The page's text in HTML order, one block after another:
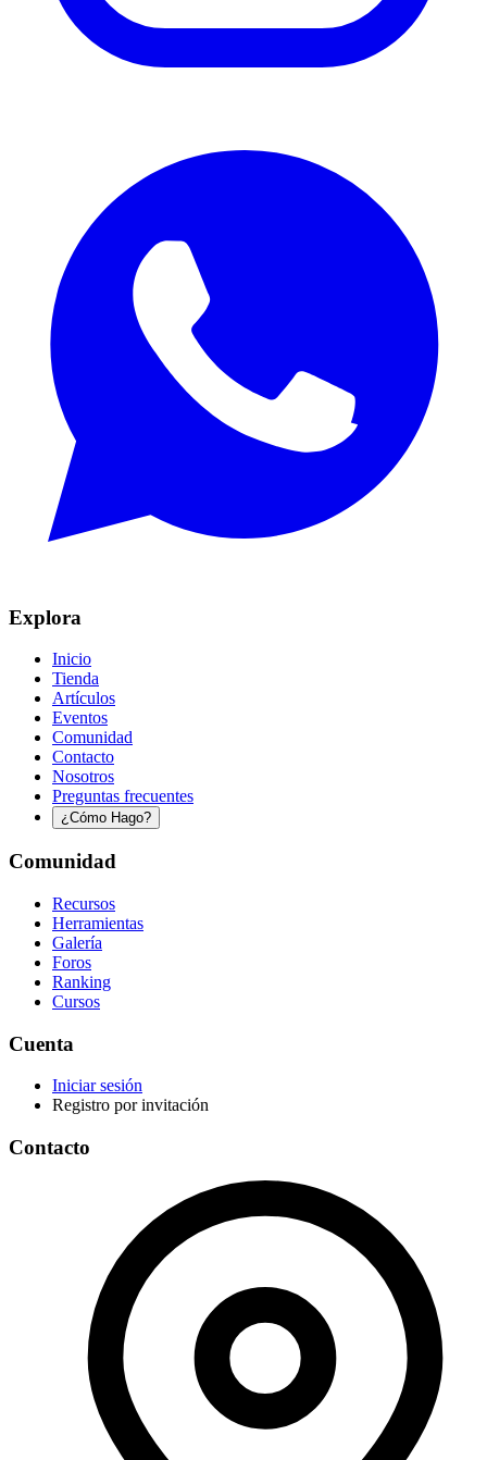
Explora
Inicio
Tienda
Artículos
Eventos
Comunidad
Contacto
Nosotros
Preguntas frecuentes
¿Cómo Hago?
Comunidad
Recursos
Herramientas
Galería
Foros
Ranking
Cursos
Cuenta
Iniciar sesión
Registro por invitación
Contacto